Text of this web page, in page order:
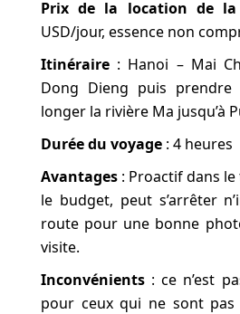
Prix de la location de
USD/jour, essence non
Itinéraire : Hanoi – Mai
Dong Dieng puis
longer la rivière Ma jusqu’à
Durée du voyage : 4 heures
Avantages : Proactif dans
le budget, peut s’arrêter
route pour une bonne
visite.
Inconvénients : ce n’est
pour ceux qui ne sont pas